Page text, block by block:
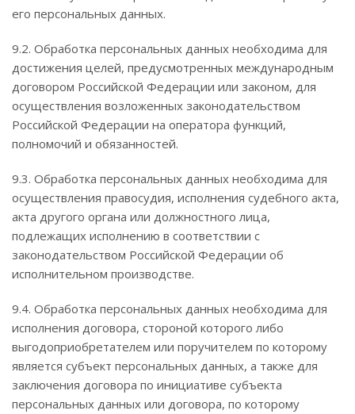
его персональных данных.
9.2. Обработка персональных данных необходима для
достижения целей, предусмотренных международным
договором Российской Федерации или законом, для
осуществления возложенных законодательством
Российской Федерации на оператора функций,
полномочий и обязанностей.
9.3. Обработка персональных данных необходима для
осуществления правосудия, исполнения судебного акта,
акта другого органа или должностного лица,
подлежащих исполнению в соответствии с
законодательством Российской Федерации об
исполнительном производстве.
9.4. Обработка персональных данных необходима для
исполнения договора, стороной которого либо
выгодоприобретателем или поручителем по которому
является субъект персональных данных, а также для
заключения договора по инициативе субъекта
персональных данных или договора, по которому